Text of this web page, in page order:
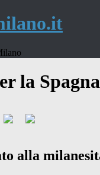
la Spagna
alla